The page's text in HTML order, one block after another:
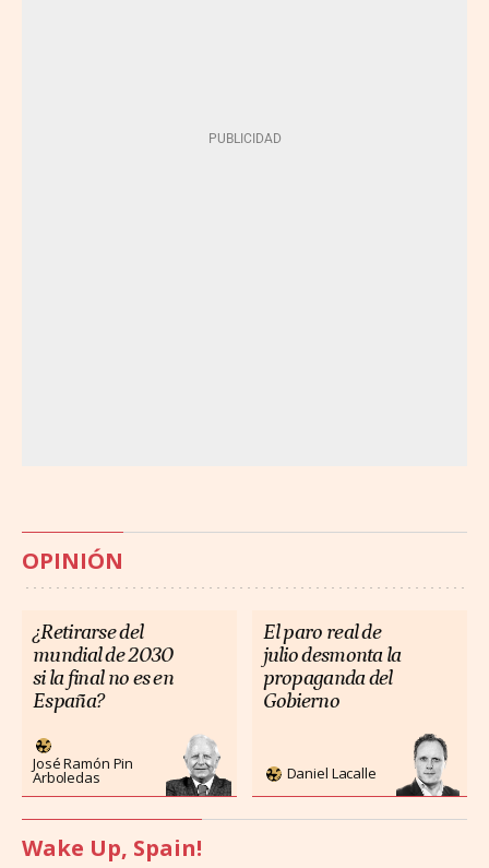
OPINIÓN
¿Retirarse del
mundial de 2030
si la final no es en
España?
José Ramón Pin
Arboledas
El paro real de
julio desmonta la
propaganda del
Gobierno
Daniel Lacalle
Wake Up, Spain!